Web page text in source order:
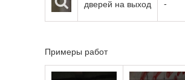
дверей на выход
-
Примеры работ